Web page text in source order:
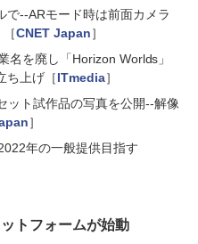
で--ARモード時は前面カメラ
CNET Japan］
名を廃し「Horizon Worlds」
ち上げ［ITmedia］
ット試作品の写真を公開--解像
］
年の一般提供目指す
トフォームが始動